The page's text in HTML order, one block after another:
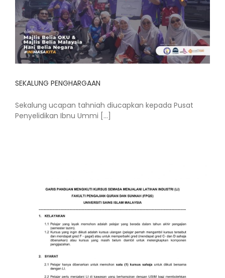
SEKALUNG PENGHARGAAN
Sekalung ucapan tahniah diucapkan kepada Pusat
Penyelidikan Ibnu Ummi [...]